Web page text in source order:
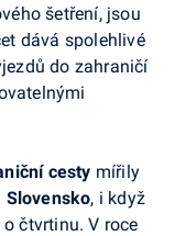
šetření, jsou
dává spolehlivé
do zahraničí
cesty mířily
Slovensko, i když
čtvrtinu. V roce